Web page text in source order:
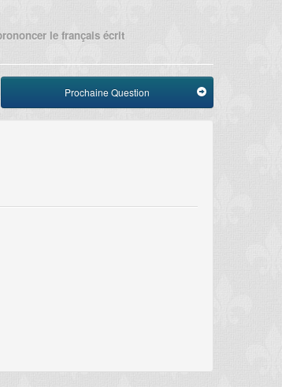
le français écrit
Prochaine Question